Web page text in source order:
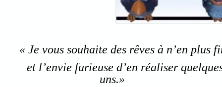
« Je vous souhaite des rêves à n’en plus
et l’envie furieuse d’en réaliser
uns.»